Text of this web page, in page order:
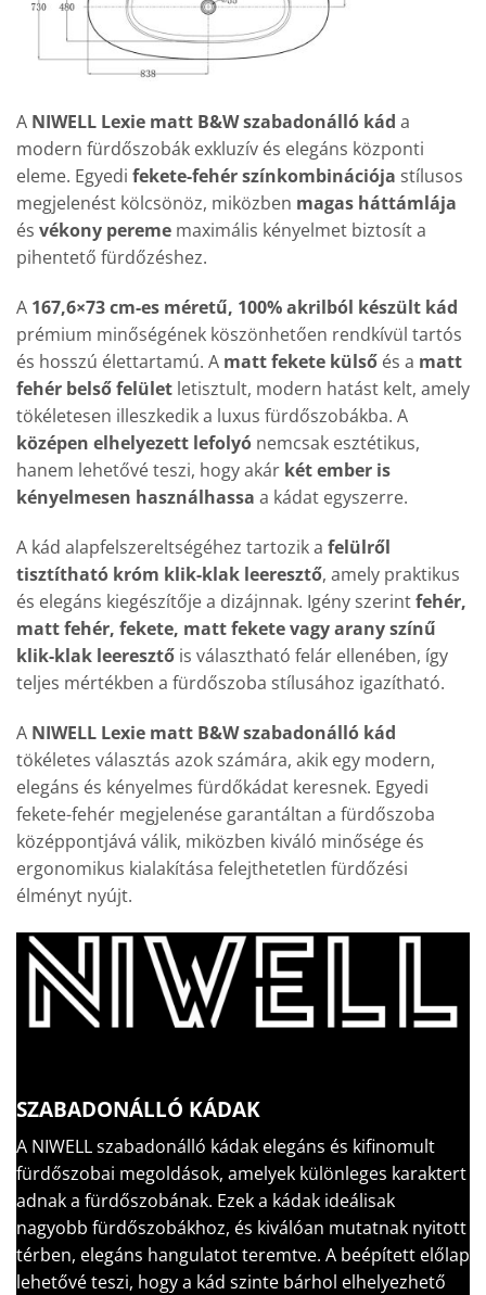
A NIWELL Lexie matt B&W szabadonálló kád a
modern fürdőszobák exkluzív és elegáns központi
eleme. Egyedi fekete-fehér színkombinációja stílusos
megjelenést kölcsönöz, miközben magas háttámlája
és vékony pereme maximális kényelmet biztosít a
pihentető fürdőzéshez.
A 167,6×73 cm-es méretű, 100% akrilból készült kád
prémium minőségének köszönhetően rendkívül tartós
és hosszú élettartamú. A matt fekete külső és a matt
fehér belső felület letisztult, modern hatást kelt, amely
tökéletesen illeszkedik a luxus fürdőszobákba. A
középen elhelyezett lefolyó nemcsak esztétikus,
hanem lehetővé teszi, hogy akár két ember is
kényelmesen használhassa a kádat egyszerre.
A kád alapfelszereltségéhez tartozik a felülről
tisztítható króm klik-klak leeresztő, amely praktikus
és elegáns kiegészítője a dizájnnak. Igény szerintfehér,
matt fehér, fekete, matt fekete vagy arany színű
klik-klak leeresztő is választható felár ellenében, így
teljes mértékben a fürdőszoba stílusához igazítható.
A NIWELL Lexie matt B&W szabadonálló kád
tökéletes választás azok számára, akik egy modern,
elegáns és kényelmes fürdőkádat keresnek. Egyedi
fekete-fehér megjelenése garantáltan a fürdőszoba
középpontjává válik, miközben kiváló minősége és
ergonomikus kialakítása felejthetetlen fürdőzési
élményt nyújt.
SZABADONÁLLÓ KÁDAK
A NIWELL szabadonálló kádak elegáns és kifinomult
fürdőszobai megoldások, amelyek különleges karaktert
adnak a fürdőszobának. Ezek a kádak ideálisak
nagyobb fürdőszobákhoz, és kiválóan mutatnak nyitott
térben, elegáns hangulatot teremtve. A beépített előlap
lehetővé teszi, hogy a kád szinte bárhol elhelyezhető